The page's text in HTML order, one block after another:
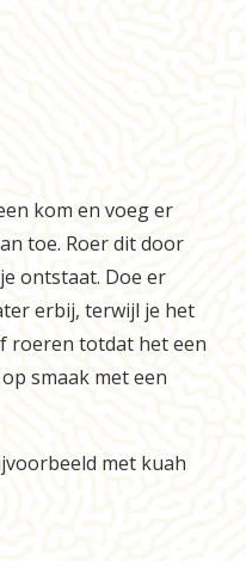
kom en voeg er
toe. Roer dit door
ontstaat. Doe er
erbij, terwijl je het
roeren totdat het een
smaak met een
met kuah